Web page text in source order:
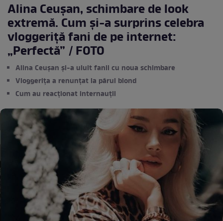
Alina Ceușan, schimbare de look
extremă. Cum și-a surprins celebra
vloggeriță fani de pe internet:
„Perfectă” / FOTO
Alina Ceușan și-a uluit fanii cu noua schimbare
Vloggerița a renunțat la părul blond
Cum au reacționat internauții